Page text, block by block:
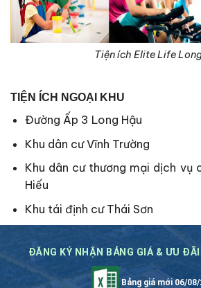
Tiện ích Elite Life
TIỆN ÍCH NGOẠI KHU
Đường Ấp 3 Long Hậu
Khu dân cư Vĩnh Trường
Khu dân cư thương mại dịch vụ
Hiếu
Khu tái định cư Thái Sơn
ĐĂNG KÝ NHẬN BẢNG GIÁ & ƯU
Bảng giá mới 06/